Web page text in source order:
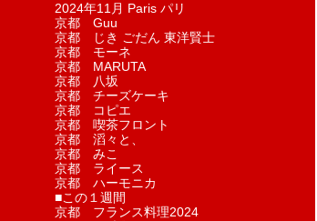
2024年11月 Paris パリ
京都 Guu
京都 じき ごだん 東洋賢士
京都 モーネ
京都 MARUTA
京都 八坂
京都 チーズケーキ
京都 コピエ
京都 喫茶フロント
京都 滔々と、
京都 みこ
京都 ライース
京都 ハーモニカ
■この１週間
京都 フランス料理2024